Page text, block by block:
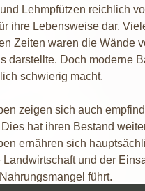
Lehmpfützen reichlich
ihre Lebensweise dar.
Zeiten waren die Wände
darstellte. Doch moderne
schwierig macht.
zeigen sich auch
hat ihren Bestand
ernähren sich
und der
führt.